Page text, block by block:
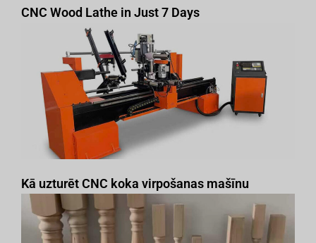
CNC Wood Lathe in Just 7 Days
Kā uzturēt CNC koka virpošanas mašīnu